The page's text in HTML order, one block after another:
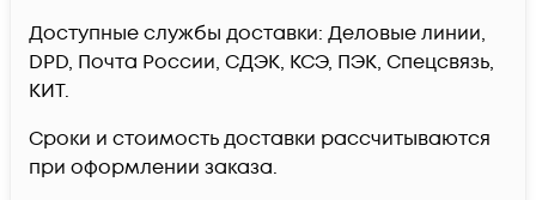
Доступные службы доставки: Деловые линии,
DPD, Почта России, СДЭК, КСЭ, ПЭК, Спецсвязь,
КИТ.
Сроки и стоимость доставки рассчитываются
при оформлении заказа.